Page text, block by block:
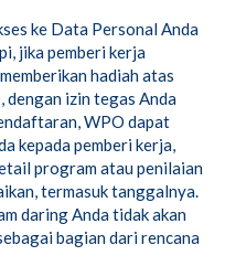
ke Data Personal Anda
jika pemberi kerja
hadiah atas
izin tegas Anda
WPO dapat
kepada pemberi kerja,
program atau penilaian
termasuk tanggalnya.
daring Anda tidak akan
bagian dari rencana